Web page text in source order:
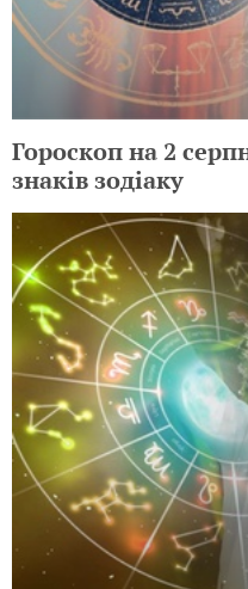
Гороскоп на 2
знаків зодіаку